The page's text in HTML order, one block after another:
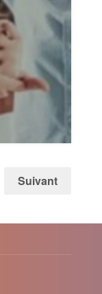
Suivant